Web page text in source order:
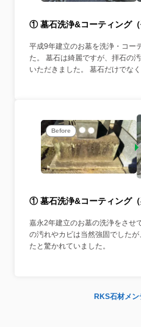
① 墓石洗浄&コーティング（
平成9年建立のお墓を洗浄・コー
た。 墓石は綺麗ですが、拝石の
いただきました。 墓石だけでな
Before
① 墓石洗浄&コーティング（
嘉永2年建立のお墓の洗浄をさせ
の汚れやカビは当然強固でした
たと驚かれていました。
RKS石材メ